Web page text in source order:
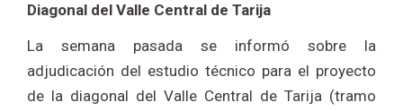
Diagonal del Valle Central de Tarija
La semana pasada se informó sobre la
adjudicación del estudio técnico para el proyecto
de la diagonal del Valle Central de Tarija (tramo